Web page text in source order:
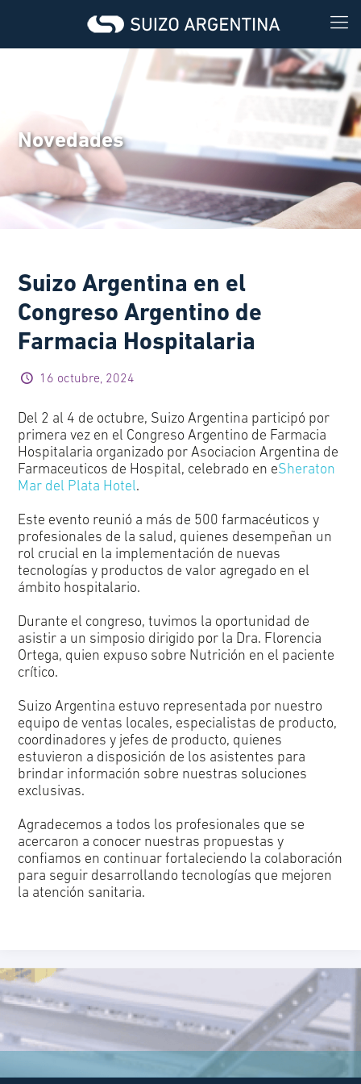
Novedades
Suizo Argentina en el
Congreso Argentino de
Farmacia Hospitalaria
16 octubre, 2024
Del 2 al 4 de octubre, Suizo Argentina participó por
primera vez en el Congreso Argentino de Farmacia
Hospitalaria organizado por Asociacion Argentina de
Farmaceuticos de Hospital, celebrado en eSheraton
Mar del Plata Hotel.
Este evento reunió a más de 500 farmacéuticos y
profesionales de la salud, quienes desempeñan un
rol crucial en la implementación de nuevas
tecnologías y productos de valor agregado en el
ámbito hospitalario.
Durante el congreso, tuvimos la oportunidad de
asistir a un simposio dirigido por la Dra. Florencia
Ortega, quien expuso sobre Nutrición en el paciente
crítico.
Suizo Argentina estuvo representada por nuestro
equipo de ventas locales, especialistas de producto,
coordinadores y jefes de producto, quienes
estuvieron a disposición de los asistentes para
brindar información sobre nuestras soluciones
exclusivas.
Agradecemos a todos los profesionales que se
acercaron a conocer nuestras propuestas y
confiamos en continuar fortaleciendo la colaboración
para seguir desarrollando tecnologías que mejoren
la atención sanitaria.